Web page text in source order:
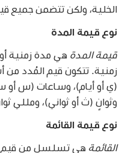
الخلية، ولكن تتضمن جميع قيم
نوع قيمة المدة
قيمة المدة هي مدة زمنية
زمنية. تتكون قيم المُدد من
(ي أو أيام)، وساعات (س أو
وثوانٍ (ث أو ثواني)، ومللي
نوع قيمة القائمة
القائمة هي تسلسل من قيم